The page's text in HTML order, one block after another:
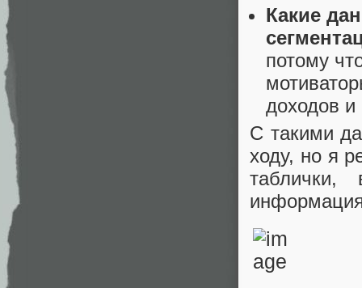
Какие
потому
доходов и
С такими
ходу, но я
таблички,